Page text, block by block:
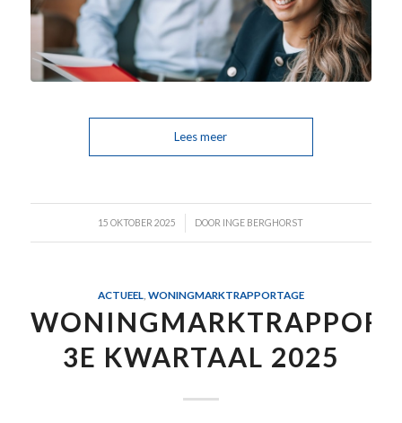
Lees meer
15 OKTOBER 2025
/ DOOR INGE BERGHORST
ACTUEEL, WONINGMARKTRAPPORTAGE
3E KWARTAAL 2025